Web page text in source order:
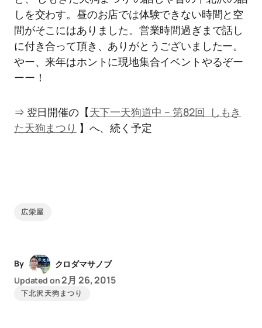
しを交わす。昼のお店では体験できない時間と空
間がそこにはありました。営業時間過ぎまで話し
に付き合って頂き、ありがとうございましたー。
やー、来年はホントに現地集合イベントやるぞー
ーー！
⇒ 翌日開催の【天下一天狗道中 – 第82回 しもき
た天狗まつり 】へ、続く予定
広栄屋
By
クロダマサノブ
Updated on2月 26, 2015
下北沢天狗まつり